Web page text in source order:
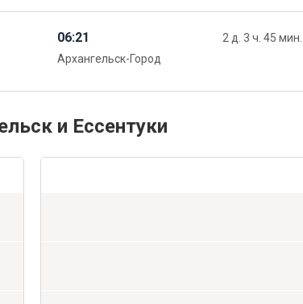
06:21
Архангельск-Город
2 д. 3 ч. 45 мин.
и Ессентуки